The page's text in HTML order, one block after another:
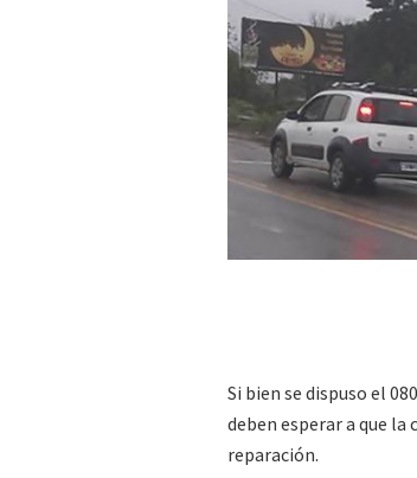
Si bien se dispuso el
deben esperar a que
reparación.